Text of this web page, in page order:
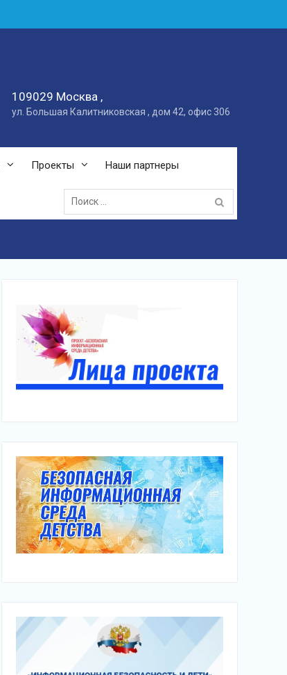
109029 Москва ,
ул. Большая Калитниковская , дом 42, офис 306
Проекты Наши партнеры
Поиск: